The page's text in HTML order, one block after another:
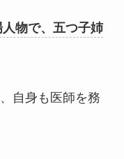
物で、五つ子姉
自身も医師を務